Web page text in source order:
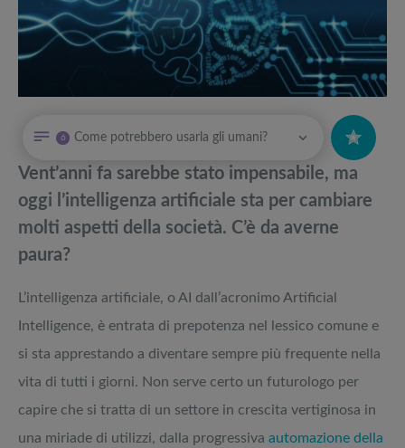
Monitor per fotografia, il miglior schermo pc per chi comincia
Come scegliere un case per pc da gaming: I migliori per una postazione
che spacca
Attrezzi sportivi a metà prezzo Black Friday: Tapis roulant, cyclette,
Offerte robot aspirapolvere da non perdere nella Black Friday Week
6 Come potrebbero usarla gli umani?
Vent’anni fa sarebbe stato impensabile, ma
oggi l’intelligenza artificiale sta per cambiare
molti aspetti della società. C’è da averne
paura?
L’intelligenza artificiale, o AI dall’acronimo Artificial
Intelligence, è entrata di prepotenza nel lessico comune e
si sta apprestando a diventare sempre più frequente nella
vita di tutti i giorni. Non serve certo un futurologo per
capire che si tratta di un settore in crescita vertiginosa in
una miriade di utilizzi, dalla progressiva automazione della